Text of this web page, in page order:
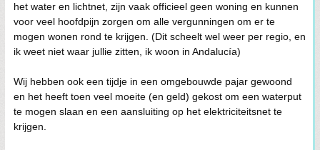
het water en lichtnet, zijn vaak officieel geen woning en kunnen
voor veel hoofdpijn zorgen om alle vergunningen om er te
mogen wonen rond te krijgen. (Dit scheelt wel weer per regio, en
ik weet niet waar jullie zitten, ik woon in Andalucía)
Wij hebben ook een tijdje in een omgebouwde pajar gewoond
en het heeft toen veel moeite (en geld) gekost om een waterput
te mogen slaan en een aansluiting op het elektriciteitsnet te
krijgen.